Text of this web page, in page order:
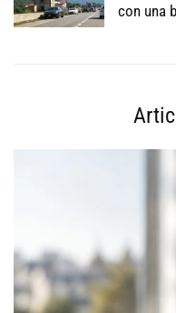
con una